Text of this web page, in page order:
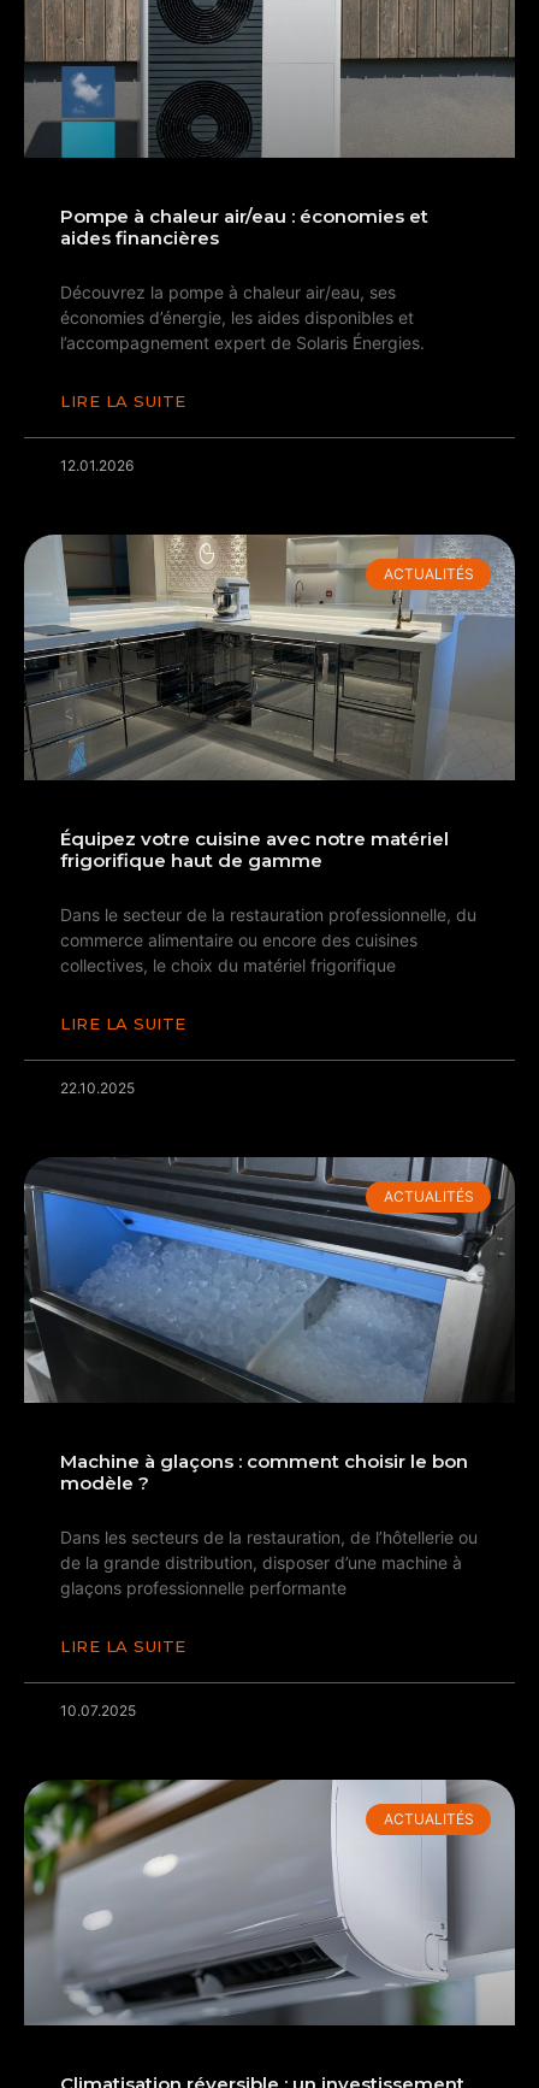
Pompe à chaleur air/eau : économies et
aides financières
Découvrez la pompe à chaleur air/eau, ses
économies d’énergie, les aides disponibles et
l’accompagnement expert de Solaris Énergies.
LIRE LA SUITE
12.01.2026
ACTUALITÉS
Équipez votre cuisine avec notre matériel
frigorifique haut de gamme
Dans le secteur de la restauration professionnelle, du
commerce alimentaire ou encore des cuisines
collectives, le choix du matériel frigorifique
LIRE LA SUITE
22.10.2025
ACTUALITÉS
Machine à glaçons : comment choisir le bon
modèle ?
Dans les secteurs de la restauration, de l’hôtellerie ou
de la grande distribution, disposer d’une machine à
glaçons professionnelle performante
LIRE LA SUITE
10.07.2025
ACTUALITÉS